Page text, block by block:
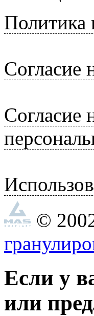
Политика
Согласие
Согласие
©
Если у
или